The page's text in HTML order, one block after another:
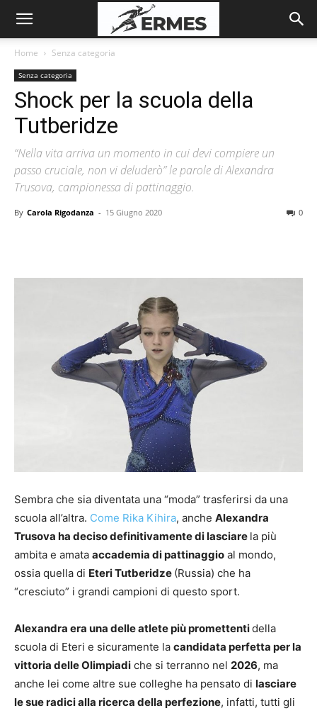
Home Senza categoria
Senza categoria
Shock per la scuola della
Tutberidze
“Nella vita arriva un momento in cui devi compiere un
passo cruciale, non vi deluderò” le parole di Alexandra
Trusova, campionessa di pattinaggio.
By Carola Rigodanza - 15 Giugno 2020 0
Sembra che sia diventata una “moda” trasferirsi da una
scuola all’altra. Come Rika Kihira, anche Alexandra
Trusova ha deciso definitivamente di lasciare la più
ambita e amata accademia di pattinaggio al mondo,
ossia quella di Eteri Tutberidze (Russia) che ha
“cresciuto” i grandi campioni di questo sport.
Alexandra era una delle atlete più promettentidella
scuola di Eteri e sicuramente la candidata perfetta per la
vittoria delle Olimpiadi che si terranno nel 2026, ma
anche lei come altre sue colleghe ha pensato di lasciare
le sue radici alla ricerca della perfezione, infatti, tutti gli